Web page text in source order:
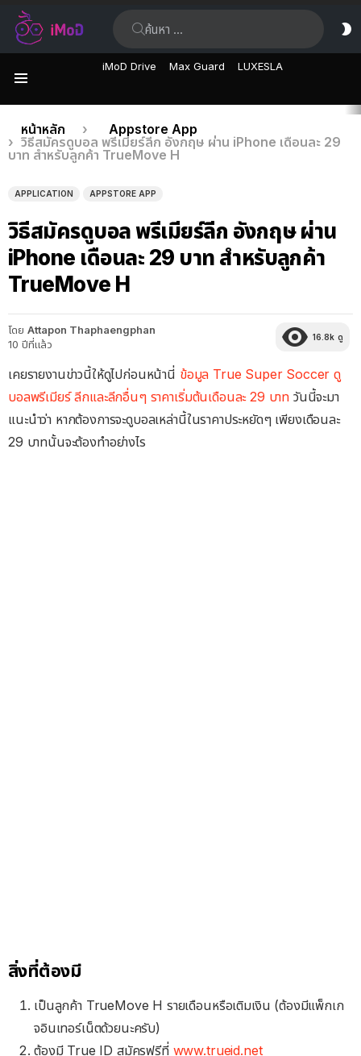
iMoD Drive Max Guard LUXESLA
เรื่อง
ล่าสุด
คุณอยู่ที่นี่:
หน้าหลัก
Appstore App
วิธีสมัครดูบอล พรีเมียร์ลีก อังกฤษ ผ่าน iPhone เดือนละ 29
บาท สำหรับลูกค้า TrueMove H
APPLICATION APPSTORE APP
วิธีสมัครดูบอล พรีเมียร์ลีก อังกฤษ ผ่าน
iPhone เดือนละ 29 บาท สำหรับลูกค้า
TrueMove H
โดย Attapon Thaphaengphan
10 ปีที่แล้ว
16.8k ดู
เคยรายงานข่าวนี้ให้ดูไปก่อนหน้านี่ ข้อมูล True Super Soccer ดู
บอลพรีเมียร์ ลีกและลีกอื่นๆ ราคาเริ่มต้นเดือนละ 29 บาท วันนี้จะมา
แนะนำว่า หากต้องการจะดูบอลเหล่านี้ในราคาประหยัดๆ เพียงเดือนละ
29 บาทนั้นจะต้องทำอย่างไร
สิ่งที่ต้องมี
เป็นลูกค้า TrueMove H รายเดือนหรือเติมเงิน (ต้องมีแพ็กเก
จอินเทอร์เน็ตด้วยนะครับ)
ต้องมี True ID สมัครฟรีที่ www.trueid.net